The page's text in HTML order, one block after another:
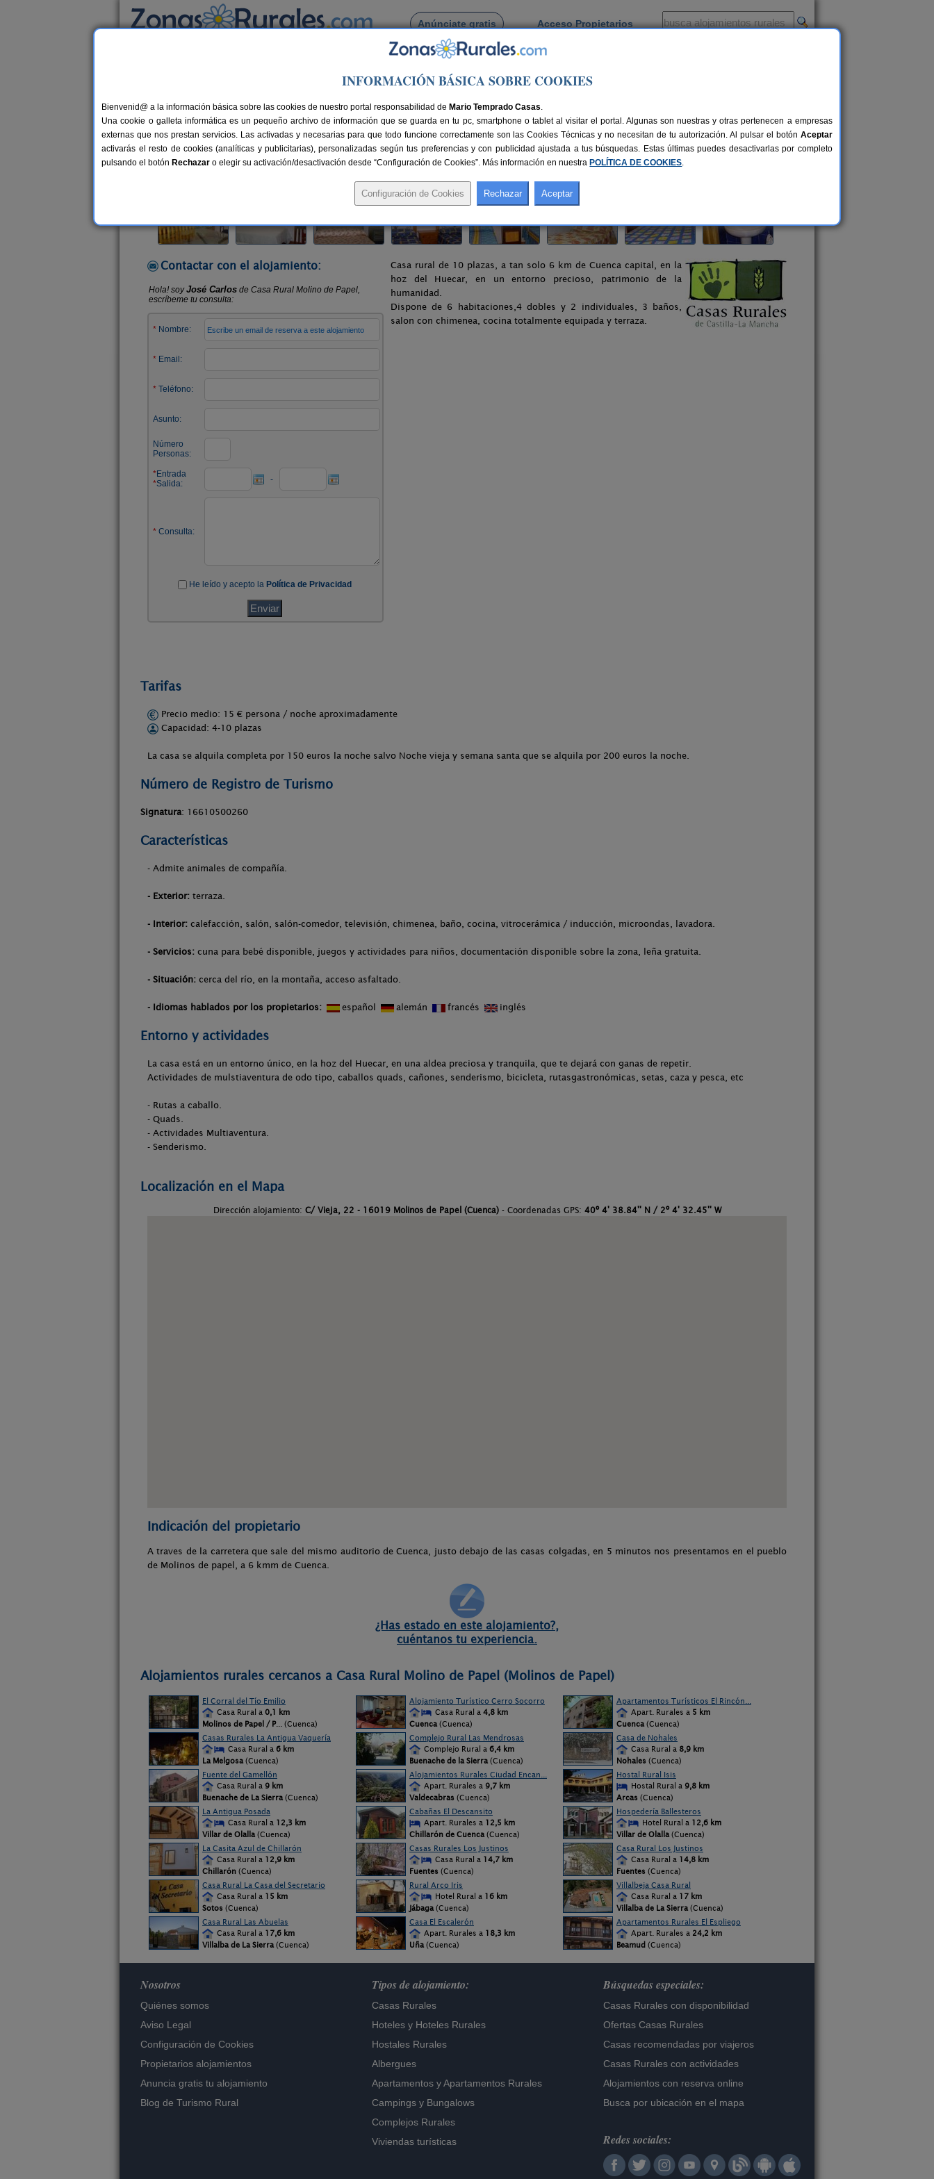
Anúnciate gratis Acceso Propietarios
Busca por pueblo
Molinos de Papel> Casa Rural Molino de Papel
Casa Rural Molino de Papel
Casa Rural en Molinos de Papel (Cuenca)
Alquiler completo 4-10 plazas 6 km de Cuenca Compartir:
Contactar con el alojamiento:
Casa rural de 10 plazas, a tan solo 6 km de Cuenca capital, en la
hoz del Huecar, en un entorno precioso, patrimonio de la
humanidad.
Dispone de 6 habitaciones,4 dobles y 2 individuales, 3 baños,
salon con chimenea, cocina totalmente equipada y terraza.
Tarifas
Precio medio: 15 € persona / noche aproximadamente
Capacidad: 4-10 plazas
La casa se alquila completa por 150 euros la noche salvo Noche vieja y semana santa que se alquila por 200 euros la noche.
Número de Registro de Turismo
Signatura: 16610500260
Características
- Admite animales de compañía.
- Exterior: terraza.
- Interior: calefacción, salón, salón-comedor, televisión, chimenea, baño, cocina, vitrocerámica / inducción, microondas, lavadora.
- Servicios: cuna para bebé disponible, juegos y actividades para niños, documentación disponible sobre la zona, leña gratuita.
- Situación: cerca del río, en la montaña, acceso asfaltado.
- Idiomas hablados por los propietarios: español alemán francés inglés
Entorno y actividades
La casa está en un entorno único, en la hoz del Huecar, en una aldea preciosa y tranquila, que te dejará con ganas de repetir.
Actividades de mulstiaventura de odo tipo, caballos quads, cañones, senderismo, bicicleta, rutasgastronómicas, setas, caza y pesca, etc
- Rutas a caballo.
- Quads.
- Actividades Multiaventura.
- Senderismo.
Localización en el Mapa
Dirección alojamiento: C/ Vieja, 22 - 16019 Molinos de Papel (Cuenca)- Coordenadas GPS: 40º 4' 38.84'' N / 2º 4' 32.45'' W
Indicación del propietario
A traves de la carretera que sale del mismo auditorio de Cuenca, justo debajo de las casas colgadas, en 5 minutos nos presentamos en el pueblo
de Molinos de papel, a 6 kmm de Cuenca.
¿Has estado en este alojamiento?,
cuéntanos tu experiencia.
Alojamientos rurales cercanos a Casa Rural Molino de Papel (Molinos de Papel)
El Corral del Tío Emilio
Casa Rural a 0,1 km
Molinos de Papel / P... (Cuenca)
Alojamiento Turístico Cerro Socorro
Casa Rural a 4,8 km
Cuenca (Cuenca)
Apartamentos Turísticos El Rincón...
Apart. Rurales a 5 km
Cuenca (Cuenca)
Casas Rurales La Antigua Vaquería
Casa Rural a 6 km
La Melgosa (Cuenca)
Complejo Rural Las Mendrosas
Complejo Rural a 6,4 km
Buenache de la Sierra (Cuenca)
Casa de Nohales
Casa Rural a 8,9 km
Nohales (Cuenca)
Fuente del Gamellón
Casa Rural a 9 km
Buenache de La Sierra (Cuenca)
Alojamientos Rurales Ciudad Encan...
Apart. Rurales a 9,7 km
Valdecabras (Cuenca)
Hostal Rural Isis
Hostal Rural a 9,8 km
Arcas (Cuenca)
La Antigua Posada
Casa Rural a 12,3 km
Villar de Olalla (Cuenca)
Cabañas El Descansito
Apart. Rurales a 12,5 km
Chillarón de Cuenca (Cuenca)
Hospedería Ballesteros
Hotel Rural a 12,6 km
Villar de Olalla (Cuenca)
La Casita Azul de Chillarón
Casa Rural a 12,9 km
Chillarón (Cuenca)
Casas Rurales Los Justinos
Casa Rural a 14,7 km
Fuentes (Cuenca)
Casa Rural Los Justinos
Casa Rural a 14,8 km
Fuentes (Cuenca)
Casa Rural La Casa del Secretario
Casa Rural a 15 km
Sotos (Cuenca)
Rural Arco Iris
Hotel Rural a 16 km
Jábaga (Cuenca)
Villalbeja Casa Rural
Casa Rural a 17 km
Villalba de La Sierra (Cuenca)
Casa Rural Las Abuelas
Casa Rural a 17,6 km
Villalba de La Sierra (Cuenca)
Casa El Escalerón
Apart. Rurales a 18,3 km
Uña (Cuenca)
Apartamentos Rurales El Espliego
Apart. Rurales a 24,2 km
Beamud (Cuenca)
Nosotros
Quiénes somos
Aviso Legal
Configuración de Cookies
Propietarios alojamientos
Anuncia gratis tu alojamiento
Blog de Turismo Rural
Tipos de alojamiento:
Casas Rurales
Hoteles y Hoteles Rurales
Hostales Rurales
Albergues
Apartamentos yApartamentos Rurales
Campings y Bungalows
Complejos Rurales
Viviendas turísticas
Búsquedas especiales:
Casas Rurales con disponibilidad
Ofertas Casas Rurales
Casas recomendadas por viajeros
Casas Rurales con actividades
Alojamientos con reserva online
Busca por ubicación en el mapa
Redes sociales:
INFORMACIÓN BÁSICA SOBRE COOKIES
Bienvenid@ a la información básica sobre las cookies de nuestro portal responsabilidad de Mario Temprado Casas.
Una cookie o galleta informática es un pequeño archivo de información que se guarda en tu pc, smartphone o tablet al visitar el portal. Algunas son nuestras y otras pertenecen a empresas
externas que nos prestan servicios. Las activadas y necesarias para que todo funcione correctamente son las Cookies Técnicas y no necesitan de tu autorización. Al pulsar el botón Aceptar
activarás el resto de cookies (analíticas y publicitarias), personalizadas según tus preferencias y con publicidad ajustada a tus búsquedas. Estas últimas puedes desactivarlas por completo
pulsando el botón Rechazar o elegir su activación/desactivación desde “Configuración de Cookies”. Más información en nuestra POLÍTICA DE COOKIES.